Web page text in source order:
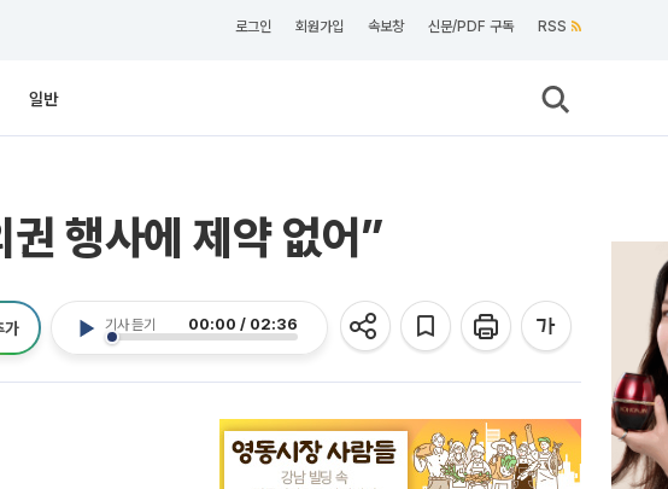
로그인 회원가입 속보창 신문/PDF 구독 RSS
일반
행사에 제약 없어”
기사 듣기 00:00 / 02:36
가